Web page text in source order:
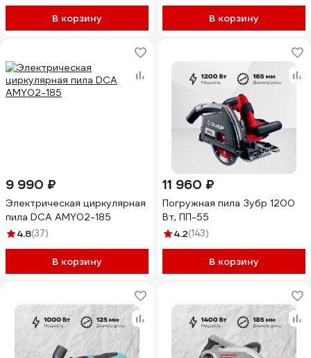
В корзину В корзину
9 990 ₽
Электрическая циркулярная
пила DCA AMY02-185
4.8(37)
В корзину
11 960 ₽
Погружная пила Зубр 1200
Вт, ПП-55
4.2(143)
В корзину